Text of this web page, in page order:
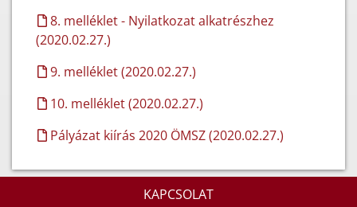
8. melléklet - Nyilatkozat alkatrészhez
(2020.02.27.)
9. melléklet (2020.02.27.)
10. melléklet (2020.02.27.)
Pályázat kiírás 2020 ÖMSZ (2020.02.27.)
KAPCSOLAT